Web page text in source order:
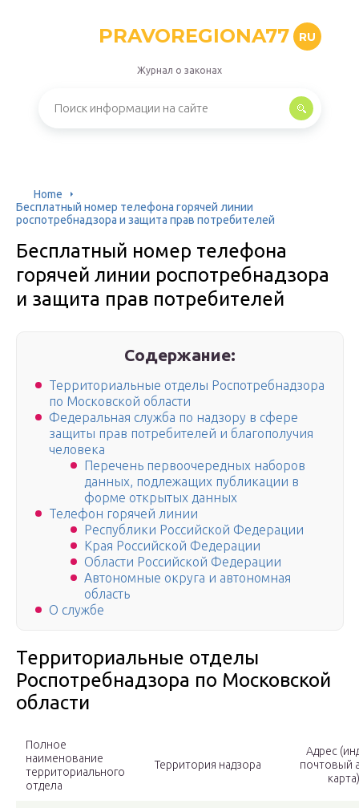
PRAVOREGIONA77 RU
Журнал о законах
Home
Бесплатный номер телефона горячей линии
роспотребнадзора и защита прав потребителей
Бесплатный номер телефона
горячей линии роспотребнадзора
и защита прав потребителей
Содержание:
Территориальные отделы Роспотребнадзора
по Московской области
Федеральная служба по надзору в сфере
защиты прав потребителей и благополучия
человека
Перечень первоочередных наборов
данных, подлежащих публикации в
форме открытых данных
Телефон горячей линии
Республики Российской Федерации
Края Российской Федерации
Области Российской Федерации
Автономные округа и автономная
область
О службе
Территориальные отделы
Роспотребнадзора по Московской
области
Полное
наименование
территориального
отдела
Территория надзора
Адрес
почтовый
карта)